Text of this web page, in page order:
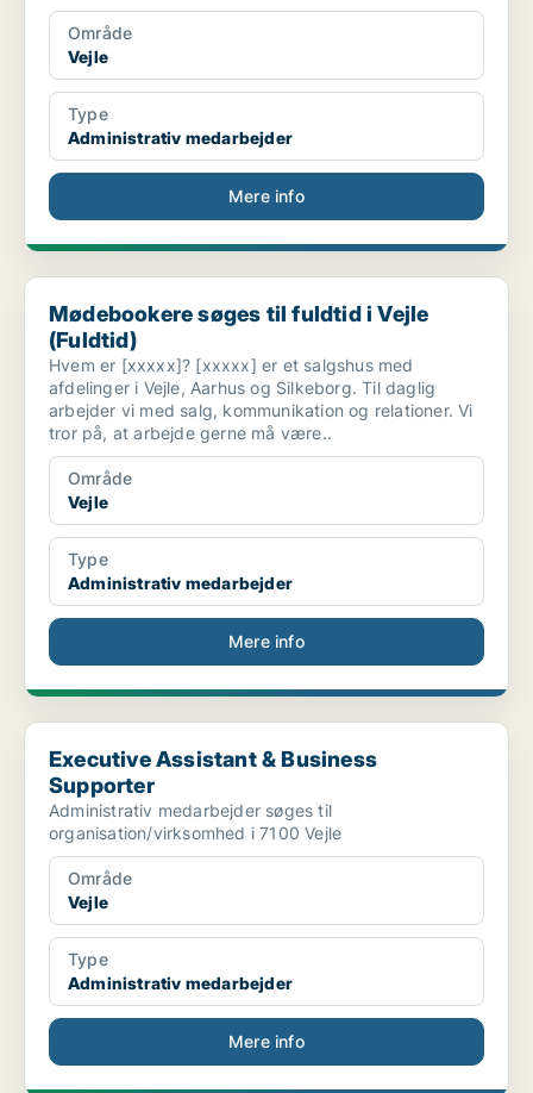
Område
Vejle
Type
Administrativ medarbejder
Mere info
Mødebookere søges til fuldtid i Vejle (Fuldtid)
Mødebookere søges til fuldtid i Vejle
(Fuldtid)
Hvem er [xxxxx]? [xxxxx] er et salgshus med
afdelinger i Vejle, Aarhus og Silkeborg. Til daglig
arbejder vi med salg, kommunikation og relationer. Vi
tror på, at arbejde gerne må være..
Område
Vejle
Type
Administrativ medarbejder
Mere info
Executive Assistant & Business Supporter
Executive Assistant & Business
Supporter
Administrativ medarbejder søges til
organisation/virksomhed i 7100 Vejle
Område
Vejle
Type
Administrativ medarbejder
Mere info